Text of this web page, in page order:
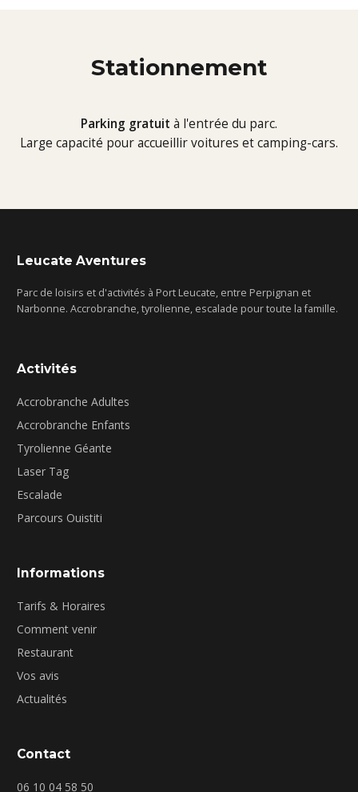
Stationnement
Parking gratuit à l'entrée du parc.
Large capacité pour accueillir voitures et camping-cars.
Leucate Aventures
Parc de loisirs et d'activités à Port Leucate, entre Perpignan et
Narbonne. Accrobranche, tyrolienne, escalade pour toute la famille.
Activités
Accrobranche Adultes
Accrobranche Enfants
Tyrolienne Géante
Laser Tag
Escalade
Parcours Ouistiti
Informations
Tarifs & Horaires
Comment venir
Restaurant
Vos avis
Actualités
Contact
06 10 04 58 50